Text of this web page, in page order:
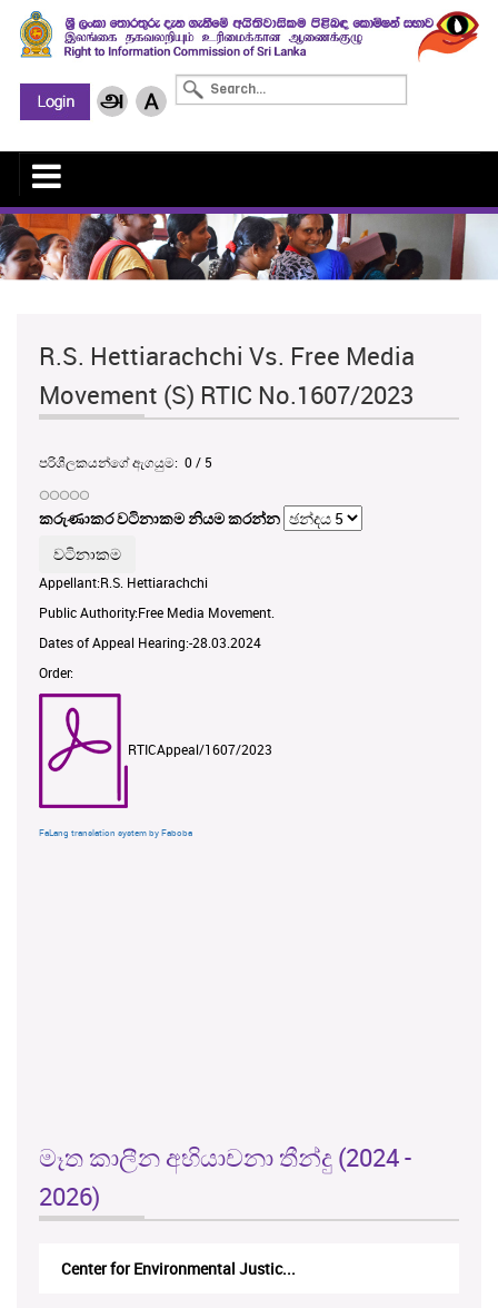
R.S. Hettiarachchi Vs. Free Media
Movement (S) RTIC No.1607/2023
පරිශීලකයන්ගේ ඇගයුම: 0/ 5
කරුණාකර වටිනාකම නියම කරන්න
Appellant:R.S. Hettiarachchi
Public Authority:Free Media Movement.
Dates of Appeal Hearing:-28.03.2024
Order:
RTICAppeal/1607/2023
FaLang translation system by Faboba
මෑත කාලීන අභියාචනා තීන්දු (2024 -
2026)
Center for Environmental Justic...